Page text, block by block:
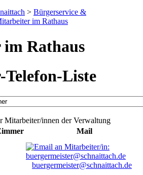
> Bürgerservice &
im Rathaus
Rathaus
Liste
Mitarbeiter/innen der Verwaltung
Mail
buergermeister@schnaittach.de